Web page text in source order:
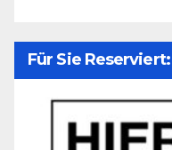
Für Sie Reserviert: